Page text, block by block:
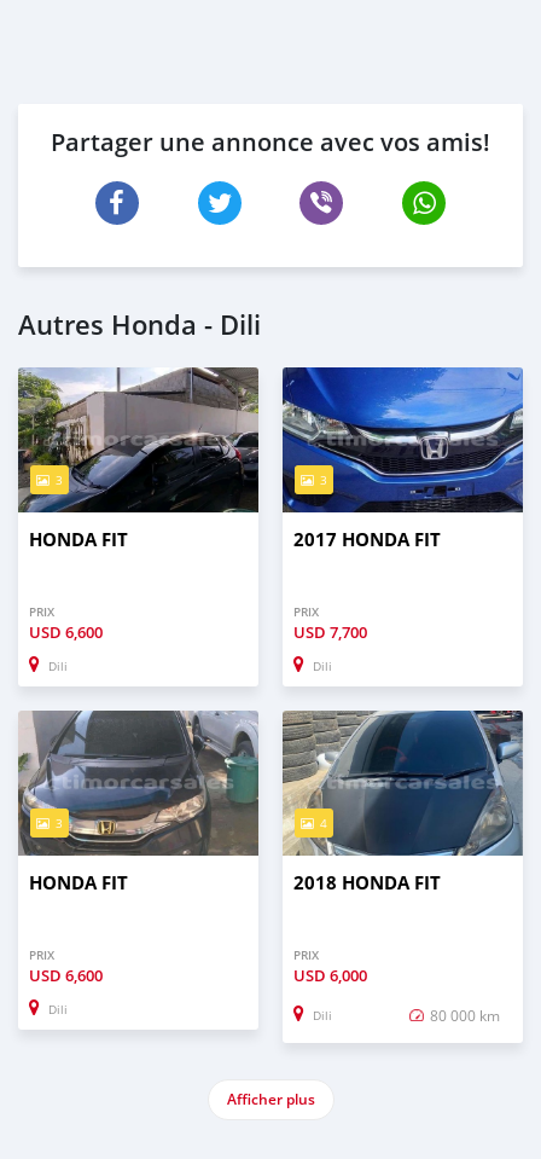
Partager une annonce avec vos amis!
Autres Honda - Dili
3
HONDA FIT
PRIX
USD 6,600
Dili
3
2017 HONDA FIT
PRIX
USD 7,700
Dili
3
HONDA FIT
PRIX
USD 6,600
Dili
4
2018 HONDA FIT
PRIX
USD 6,000
Dili 80 000 km
Afficher plus